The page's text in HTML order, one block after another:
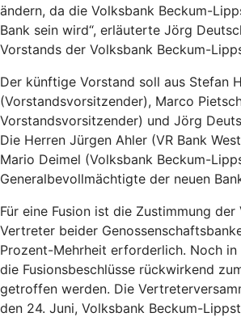
ändern, da die Volksbank Beckum-
Bank sein wird“, erläuterte Jörg
Vorstands der Volksbank Beckum-
Der künftige Vorstand soll aus Stefan
(Vorstandsvorsitzender), Marco
Vorstandsvorsitzender) und Jörg
Die Herren Jürgen Ahler (VR Bank
Mario Deimel (Volksbank Beckum-
Generalbevollmächtigte der neuen
Für eine Fusion ist die Zustimmung
Vertreter beider
Prozent-Mehrheit erforderlich. Noch in
die Fusionsbeschlüsse rückwirkend
getroffen werden. Die
den 24. Juni, Volksbank Beckum-